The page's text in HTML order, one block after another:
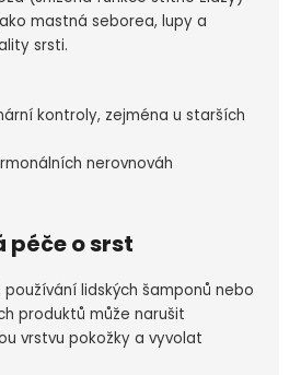
mastná seborea, lupy a
srsti.
kontroly, zejména u starších
nerovnováh
péče o srst
lidských šamponů nebo
produktů může narušit
vrstvu pokožky a vyvolat